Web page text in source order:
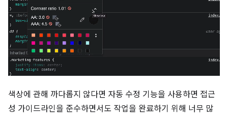
색상에 관해 까다롭지 않다면 자동 수정 기능을 사용하면 접근
성 가이드라인을 준수하면서도 작업을 완료하기 위해 너무 많